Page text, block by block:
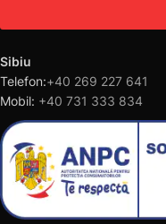
Sibiu
Telefon:+40 269 227 641
Mobil: +40 731 333 834